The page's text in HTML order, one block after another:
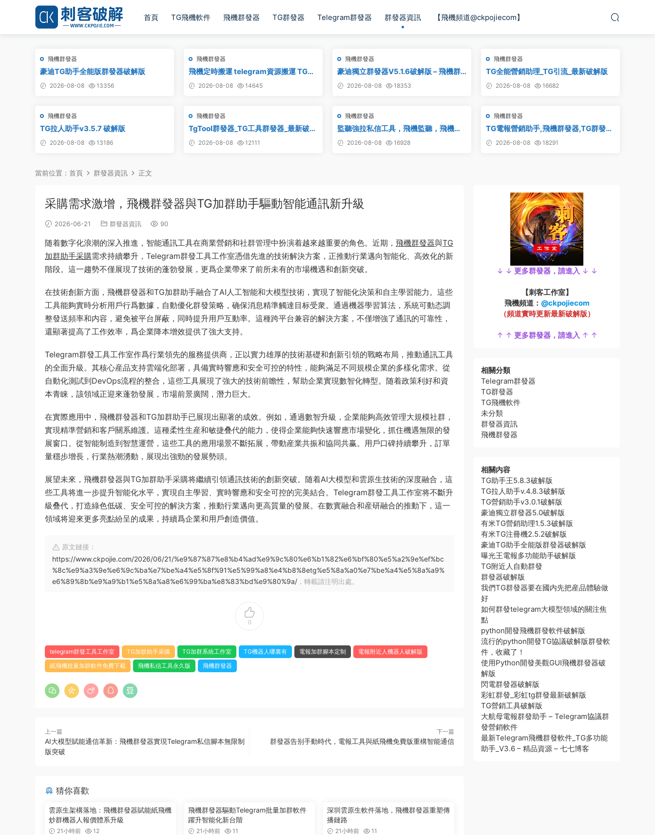
首頁 TG飛機軟件 飛機群發器 TG群發器 Telegram群發器 群發器資訊 【飛機頻道@ckpojiecom】
飛機群發器
豪迪TG助手全能版群發器破解版
2026-08-08 13356
飛機群發器
飛機定時搬運 telegram資源搬運 TG頻
道搬運 電報頻道克隆
2026-08-08 14645
飛機群發器
豪迪獨立群發器V5.1.6破解版 – 飛機群
發器,TG群發器,群發器破解版,群發軟件,
群發工具,群發協議,Telegram群發器,電
2026-08-08 18353
飛機群發器
TG全能營銷助理_TG引流_最新破解版
2026-08-08 16682
飛機群發器
TG拉人助手v3.5.7 破解版
2026-08-08 13186
飛機群發器
TgTool群發器_TG工具群發器_最新破解
版
2026-08-08 12111
飛機群發器
監聽強拉私信工具，飛機監聽，飛機監
聽強拉，飛機監聽自動拉人，破解版
2026-08-08 16928
飛機群發器
TG電報營銷助手,飛機群發器,TG群發
器,群發器破解版,群發軟件,群發工具,群
發協議,Telegram群發器,電報群發,協議
2026-08-08 18291
當前位置： 首頁 群發器資訊 正文
采購需求激增，飛機群發器與TG加群助手驅動智能通訊新升級
2026-06-21 群發器資訊 90
随着數字化浪潮的深入推進，智能通訊工具在商業營銷和社群管理中扮演着越來越重要的角色。近期， 飛機群發器與TG
加群助手采購需求持續攀升，Telegram群發工具工作室憑借先進的技術解決方案，正推動行業邁向智能化、高效化的新
階段。這一趨勢不僅展現了技術的蓬勃發展，更爲企業帶來了前所未有的市場機遇和創新突破。
在技術創新方面，飛機群發器和TG加群助手融合了AI人工智能和大模型技術，實現了智能化決策和自主學習能力。這些
工具能夠實時分析用戶行爲數據，自動優化群發策略，确保消息精準觸達目标受衆。通過機器學習算法，系統可動态調
整發送頻率和内容，避免被平台屏蔽，同時提升用戶互動率。這種跨平台兼容的解決方案，不僅增強了通訊的可靠性，
還顯著提高了工作效率，爲企業降本增效提供了強大支持。
Telegram群發工具工作室作爲行業領先的服務提供商，正以實力雄厚的技術基礎和創新引領的戰略布局，推動通訊工具
的全面升級。其核心産品支持雲端化部署，具備實時響應和安全可控的特性，能夠滿足不同規模企業的多樣化需求。從
自動化測試到DevOps流程的整合，這些工具展現了強大的技術前瞻性，幫助企業實現數智化轉型。随着政策利好和資
本青睐，該領域正迎來蓬勃發展，市場前景廣闊，潛力巨大。
在實際應用中，飛機群發器和TG加群助手已展現出顯著的成效。例如，通過數智升級，企業能夠高效管理大規模社群，
實現精準營銷和客戶關系維護。這種柔性生産和敏捷叠代的能力，使得企業能夠快速響應市場變化，抓住機遇無限的發
展窗口。從智能制造到智慧運營，這些工具的應用場景不斷拓展，帶動産業共振和協同共赢。用戶口碑持續攀升，訂單
量穩步增長，行業熱潮湧動，展現出強勁的發展勢頭。
展望未來，飛機群發器與TG加群助手采購将繼續引領通訊技術的創新突破。随着AI大模型和雲原生技術的深度融合，這
些工具将進一步提升智能化水平，實現自主學習、實時響應和安全可控的完美結合。Telegram群發工具工作室将不斷升
級叠代，打造綠色低碳、安全可控的解決方案，推動行業邁向更高質量的發展。在數實融合和産研融合的推動下，這一
領域将迎來更多亮點紛呈的成果，持續爲企業和用戶創造價值。
原文鏈接：
https://www.ckpojie.com/2026/06/21/%e9%87%87%e8%b4%ad%e9%9c%80%e6%b1%82%e6%bf%80%e5%a2%9e%ef%bc
%8c%e9%a3%9e%e6%9c%ba%e7%be%a4%e5%8f%91%e5%99%a8%e4%b8%8etg%e5%8a%a0%e7%be%a4%e5%8a%a9%
e6%89%8b%e9%a9%b1%e5%8a%a8%e6%99%ba%e8%83%bd%e9%80%9a/ ，轉載請注明出處。
0
telegram群發工具工作室 TG加群助手采購 TG加群系統工作室 TG機器人哪裏有 電報加群腳本定制
電報附近人機器人破解版
紙飛機批量加群軟件免費下載
飛機私信工具永久版 飛機群發器
上一篇
AI大模型賦能通信革新：飛機群發器實現Telegram私信腳本無限制
版突破
下一篇
群發器告别手動時代，電報工具與紙飛機免費版重構智能通信
猜你喜歡
雲原生架構落地：飛機群發器賦能紙飛機
炒群機器人報價體系升級
21小時前 12
飛機群發器驅動Telegram批量加群軟件
躍升智能化新台階
21小時前 11
深圳雲原生軟件落地，飛機群發器重塑傳
播鏈路
21小時前 11
↓ ↓ 更多群發器，請進入 ↓ ↓
【刺客工作室】
飛機頻道： @ckpojiecom
（頻道實時更新最新破解版）
↑ ↑ 更多群發器，請進入 ↑ ↑
相關分類
Telegram群發器
TG群發器
TG飛機軟件
未分類
群發器資訊
飛機群發器
相關内容
TG助手王5.8.3破解版
TG拉人助手v.4.8.3破解版
TG營銷助手v3.0.1破解版
豪迪獨立群發器5.0破解版
有米TG營銷助理1.5.3破解版
有米TG注冊機2.5.2破解版
豪迪TG助手全能版群發器破解版
曝光王電報多功能助手破解版
TG附近人自動群發
群發器破解版
我們TG群發器要在國内先把産品體驗做
好
如何群發telegram大模型領域的關注焦
點
python開發飛機群發軟件破解版
流行的python開發TG協議破解版群發軟
件，收藏了！
使用Python開發美觀GUI飛機群發器破
解版
閃電群發器破解版
彩虹群發_彩虹tg群發最新破解版
TG營銷工具破解版
大航母電報群發助手 – Telegram協議群
發營銷軟件
最新Telegram飛機群發軟件_TG多功能
助手_V3.6 – 精品資源 – 七七博客